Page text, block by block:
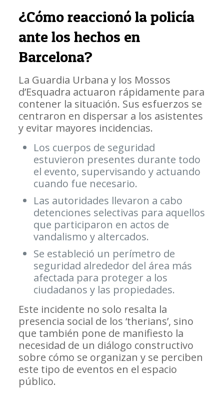
¿Cómo reaccionó la policía
ante los hechos en
Barcelona?
La Guardia Urbana y los Mossos
d’Esquadra actuaron rápidamente para
contener la situación. Sus esfuerzos se
centraron en dispersar a los asistentes
y evitar mayores incidencias.
Los cuerpos de seguridad
estuvieron presentes durante todo
el evento, supervisando y actuando
cuando fue necesario.
Las autoridades llevaron a cabo
detenciones selectivas para aquellos
que participaron en actos de
vandalismo y altercados.
Se estableció un perímetro de
seguridad alrededor del área más
afectada para proteger a los
ciudadanos y las propiedades.
Este incidente no solo resalta la
presencia social de los ‘therians’, sino
que también pone de manifiesto la
necesidad de un diálogo constructivo
sobre cómo se organizan y se perciben
este tipo de eventos en el espacio
público.